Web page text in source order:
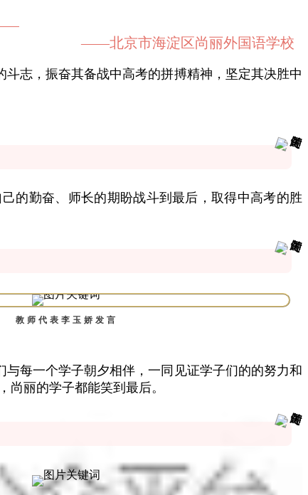
——北京市海淀区尚丽外国语学校
志，振奋其备战中高考的拼搏精神，坚定其决胜中
的勤奋、师长的期盼战斗到最后，取得中高考的胜
教师代表李玉娇发言
每一个学子朝夕相伴，一同见证学子们的的努力和
丽的学子都能笑到最后。